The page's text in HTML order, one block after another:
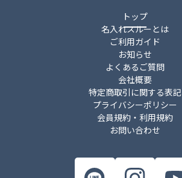
トップ
名入れスルーとは
ご利用ガイド
お知らせ
よくあるご質問
会社概要
特定商取引に関する表記
プライバシーポリシー
会員規約・利用規約
お問い合わせ